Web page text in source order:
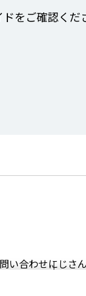
をご確認くだ
い合わせにじさ